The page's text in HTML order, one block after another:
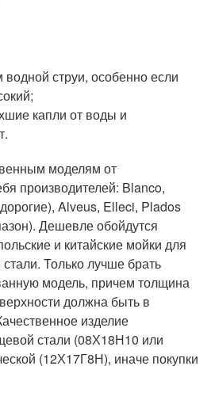
струи, особенно если
капли от воды и
моделям от
производителей: Blanco,
Alveus, Elleci, Plados
Дешевле обойдутся
и китайские мойки для
Только лучше брать
модель, причем толщина
должна быть в
изделие
стали (08Х18Н10 или
(12Х17Г8Н), иначе покупки